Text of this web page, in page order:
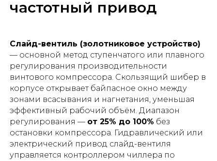
частотный привод
Слайд-вентиль (золотниковое устройство)
— основной метод ступенчатого или плавного
регулирования производительности
винтового компрессора. Скользящий шибер в
корпусе открывает байпасное окно между
зонами всасывания и нагнетания, уменьшая
эффективный рабочий объём. Диапазон
регулирования — от 25% до 100% без
остановки компрессора. Гидравлический или
электрический привод слайд-вентиля
управляется контроллером чиллера по